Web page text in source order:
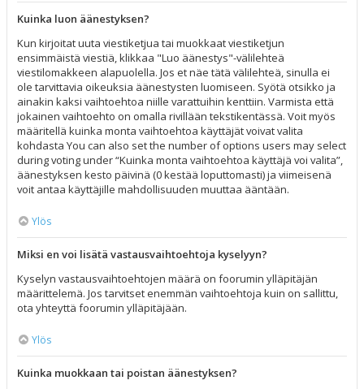
Kuinka luon äänestyksen?
Kun kirjoitat uuta viestiketjua tai muokkaat viestiketjun
ensimmäistä viestiä, klikkaa "Luo äänestys"-välilehteä
viestilomakkeen alapuolella. Jos et näe tätä välilehteä, sinulla ei
ole tarvittavia oikeuksia äänestysten luomiseen. Syötä otsikko ja
ainakin kaksi vaihtoehtoa niille varattuihin kenttiin. Varmista että
jokainen vaihtoehto on omalla rivillään tekstikentässä. Voit myös
määritellä kuinka monta vaihtoehtoa käyttäjät voivat valita
kohdasta You can also set the number of options users may select
during voting under “Kuinka monta vaihtoehtoa käyttäjä voi valita”,
äänestyksen kesto päivinä (0 kestää loputtomasti) ja viimeisenä
voit antaa käyttäjille mahdollisuuden muuttaa ääntään.
Ylös
Miksi en voi lisätä vastausvaihtoehtoja kyselyyn?
Kyselyn vastausvaihtoehtojen määrä on foorumin ylläpitäjän
määrittelemä. Jos tarvitset enemmän vaihtoehtoja kuin on sallittu,
ota yhteyttä foorumin ylläpitäjään.
Ylös
Kuinka muokkaan tai poistan äänestyksen?